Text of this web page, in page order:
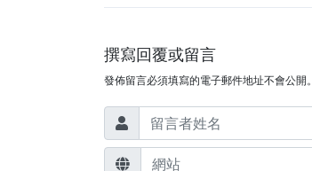
撰寫回覆或留言
發佈留言必須填寫的電子郵件地址不會公開。